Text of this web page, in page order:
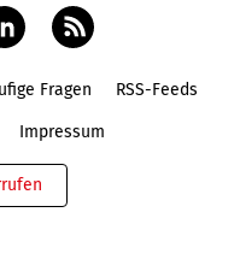
Fragen RSS-Feeds
Impressum